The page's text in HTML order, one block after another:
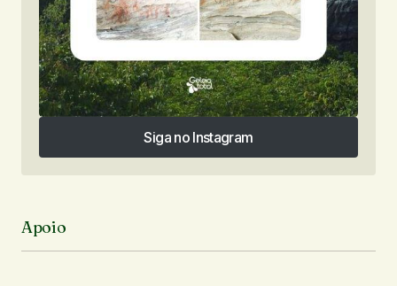
Siga no Instagram
Siga no Instagram
Apoio